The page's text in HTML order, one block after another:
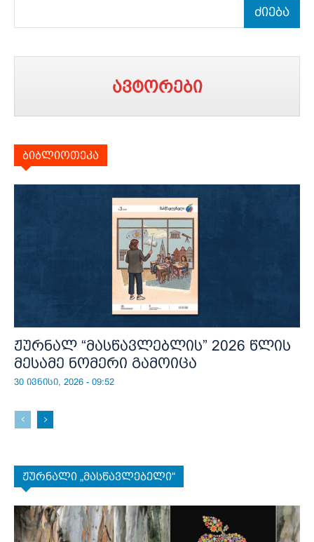
ძიება
ავტორები
ბიბლიოთეკა
ჟურნალ “მასწავლებლის” 2026 წლის
მესამე ნომერი გამოიცა
30 ივნისი, 2026 - 09:52
ჟურნალი „მასწავლებელი“